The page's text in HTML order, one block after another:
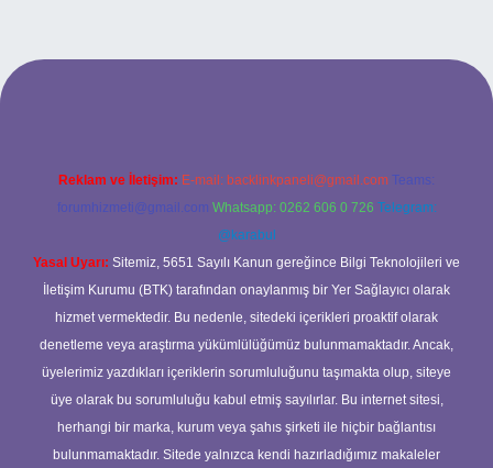
giriş adresi
Reklam ve İletişim: E-mail: backlinkpaneli@gmail.com Teams:
forumhizmeti@gmail.com Whatsapp: 0262 606 0 726 Telegram:
@karabul
Yasal Uyarı: Sitemiz, 5651 Sayılı Kanun gereğince Bilgi Teknolojileri ve
İletişim Kurumu (BTK) tarafından onaylanmış bir Yer Sağlayıcı olarak
hizmet vermektedir. Bu nedenle, sitedeki içerikleri proaktif olarak
denetleme veya araştırma yükümlülüğümüz bulunmamaktadır. Ancak,
üyelerimiz yazdıkları içeriklerin sorumluluğunu taşımakta olup, siteye
üye olarak bu sorumluluğu kabul etmiş sayılırlar. Bu internet sitesi,
herhangi bir marka, kurum veya şahıs şirketi ile hiçbir bağlantısı
bulunmamaktadır. Sitede yalnızca kendi hazırladığımız makaleler